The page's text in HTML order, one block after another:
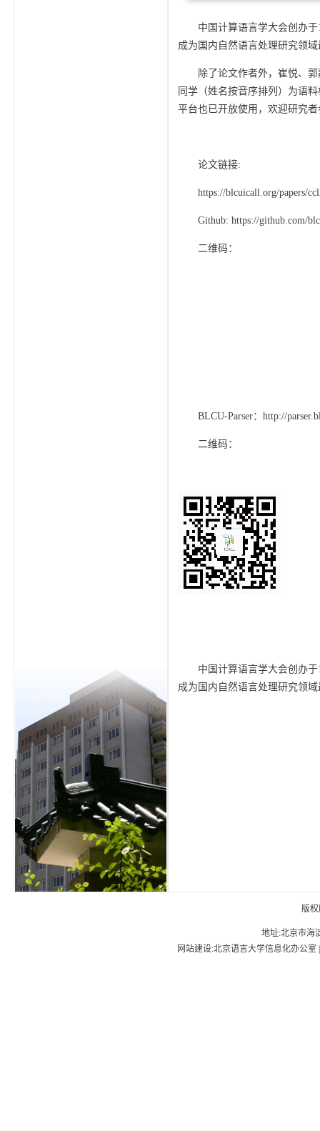
中国计算语言学大会创办
成为国内自然语言处理研究领
除了论文作者外，崔悦、
同学（姓名按音序排列）为语
平台也已开放使用，欢迎研究
论文链接:
https://blcuicall.org/papers/
Github: https://github.com/
二维码：
BLCU-Parser： http://
二维码：
中国计算语言学大会创办
成为国内自然语言处理研究领
版
地址:北京市
网站建设:北京语言大学信息化办公